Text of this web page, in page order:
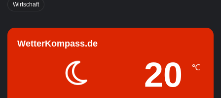
Wirtschaft
WetterKompass.de
20 ℃